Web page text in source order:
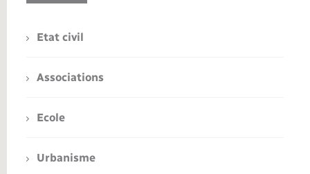
Etat civil
Associations
Ecole
Urbanisme